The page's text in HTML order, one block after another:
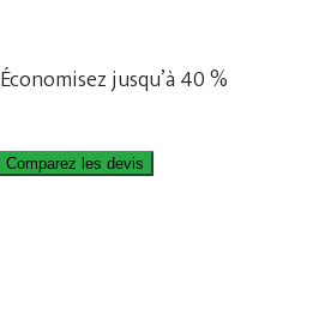
Économisez jusqu’à 40 %
Comparez les devis